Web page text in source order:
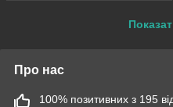
Про нас
100% позитивних з 195